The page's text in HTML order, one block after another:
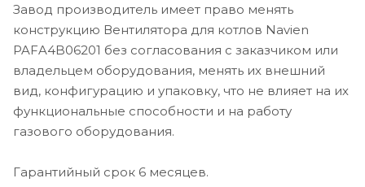
Завод производитель имеет право менять
конструкцию Вентилятора для котлов Navien
PAFA4B06201 без согласования с заказчиком или
владельцем оборудования, менять их внешний
вид, конфигурацию и упаковку, что не влияет на их
функциональные способности и на работу
газового оборудования.
Гарантийный срок 6 месяцев.